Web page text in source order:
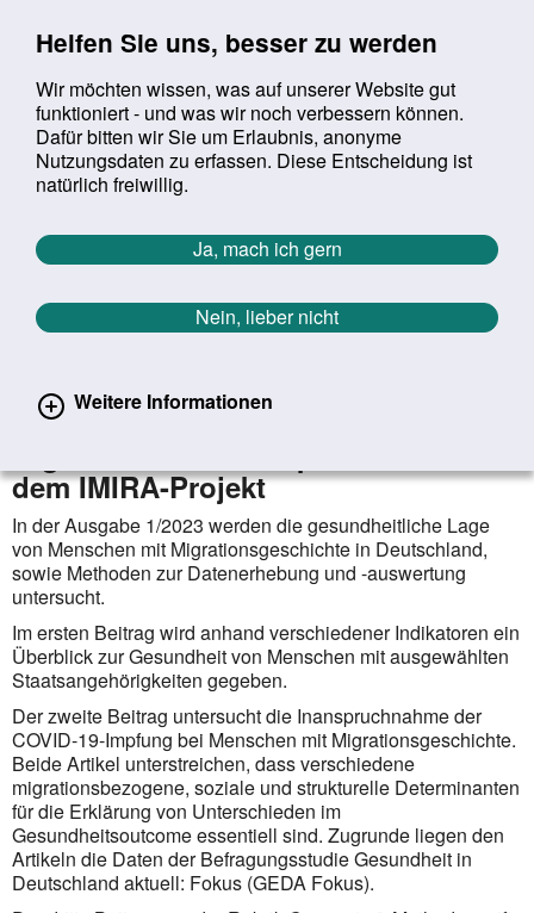
Helfen Sie uns, besser zu werden
Wir möchten wissen, was auf unserer Website gut
funktioniert - und was wir noch verbessern können.
Dafür bitten wir Sie um Erlaubnis, anonyme
Nutzungsdaten zu erfassen. Diese Entscheidung ist
natürlich freiwillig.
Ja, mach ich gern
Nein, lieber nicht
Weitere Informationen
Suchbegriff:
Sie befinden sich hier:
Startseite Aktuelles Aktuelle Meldungen
Aktuelle Meldungen
Zurück zur Übersicht erster
vorheriger
740/1627
Migration und Gesundheit:
dem IMIRA-Projekt
In der Ausgabe 1/2023 werden die gesundheitliche Lage
von Menschen mit Migrationsgeschichte in Deutschland,
sowie Methoden zur Datenerhebung und -auswertung
untersucht.
Im ersten Beitrag wird anhand verschiedener Indikatoren ein
Überblick zur Gesundheit von Menschen mit ausgewählten
Staatsangehörigkeiten gegeben.
Der zweite Beitrag untersucht die Inanspruchnahme der
COVID-19-Impfung bei Menschen mit Migrationsgeschichte.
Beide Artikel unterstreichen, dass verschiedene
migrationsbezogene, soziale und strukturelle Determinanten
für die Erklärung von Unterschieden im
Gesundheitsoutcome essentiell sind. Zugrunde liegen den
Artikeln die Daten der Befragungsstudie Gesundheit in
Deutschland aktuell: Fokus (GEDA Fokus).